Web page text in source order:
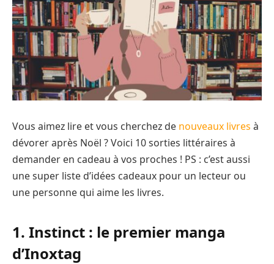
Vous aimez lire et vous cherchez de nouveaux livres à
dévorer après Noël ? Voici 10 sorties littéraires à
demander en cadeau à vos proches ! PS : c’est aussi
une super liste d’idées cadeaux pour un lecteur ou
une personne qui aime les livres.
1. Instinct : le premier manga
d’Inoxtag